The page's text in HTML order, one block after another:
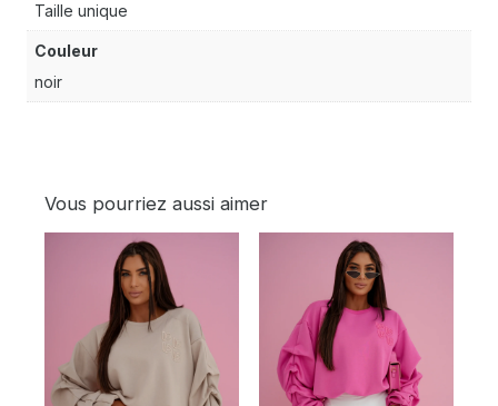
Taille unique
Couleur
noir
Vous pourriez aussi aimer